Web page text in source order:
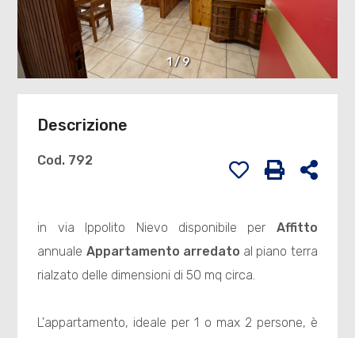
1/9
Descrizione
Cod. 792
in via Ippolito Nievo disponibile per Affitto
annuale Appartamento arredato al piano terra
rialzato delle dimensioni di 50 mq circa.
L'appartamento, ideale per 1 o max 2 persone, è